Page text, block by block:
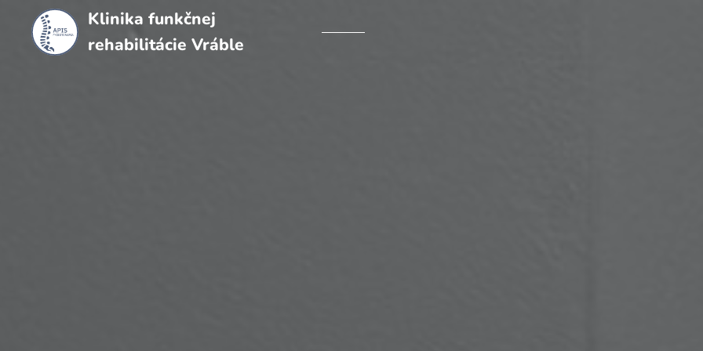
Klinika funkčnej
rehabilitácie Vráble